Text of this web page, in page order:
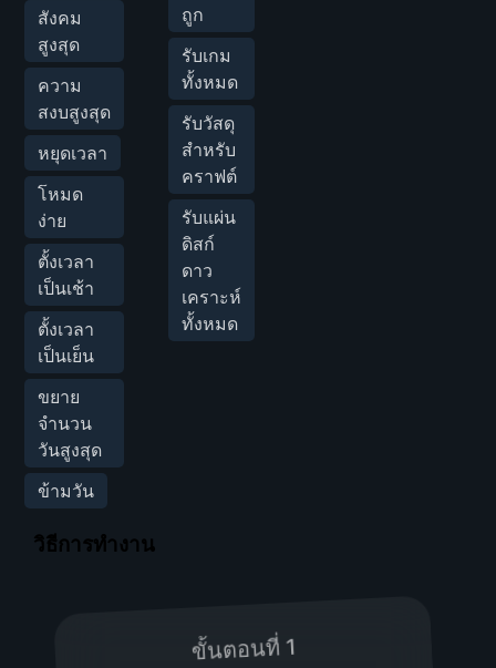
สังคม
สูงสุด
ความ
สงบสูงสุด
หยุดเวลา
โหมด
ง่าย
ตั้งเวลา
เป็นเช้า
ตั้งเวลา
เป็นเย็น
ขยาย
จำนวน
วันสูงสุด
ข้ามวัน
ถูก
รับเกม
ทั้งหมด
รับวัสดุ
สำหรับ
คราฟต์
รับแผ่น
ดิสก์
ดาว
เคราะห์
ทั้งหมด
วิธีการทำงาน
ขั้นตอนที่ 1